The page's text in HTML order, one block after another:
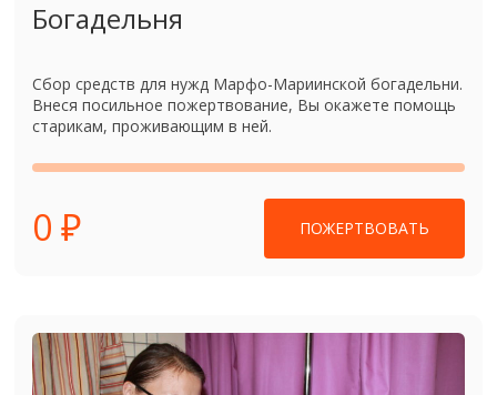
Богадельня
Сбор средств для нужд Марфо-Мариинской богадельни.
Внеся посильное пожертвование, Вы окажете помощь
старикам, проживающим в ней.
0 ₽ ПОЖЕРТВОВАТЬ